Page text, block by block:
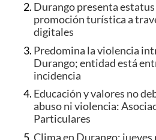
Durango presenta
promoción turística a
digitales
Predomina la violencia
Durango; entidad está
incidencia
Educación y valores no
abuso ni violencia:
Particulares
Clima en Durango: